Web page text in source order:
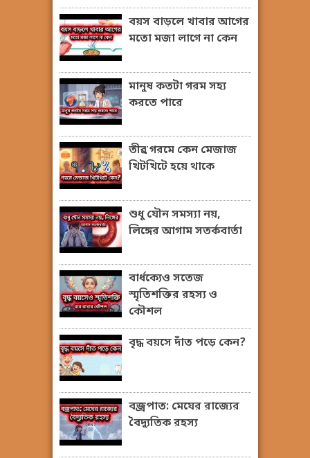
বয়স বাড়লে খাবার আগের
মতো মজা লাগে না কেন
মানুষ কতটা গরম সহ্য
করতে পারে
তীব্র গরমে কেন মেজাজ
খিটখিটে হয়ে থাকে
শুধু যৌন সমস্যা নয়,
লিঙ্গের আগাম সতর্কবার্তা
বার্ধক্যেও সতেজ
স্মৃতিশক্তির রহস্য ও
কৌশল
বৃদ্ধ বয়সে দাঁত পড়ে কেন?
বজ্রপাত: মেঘের রাজ্যের
বৈদ্যুতিক রহস্য